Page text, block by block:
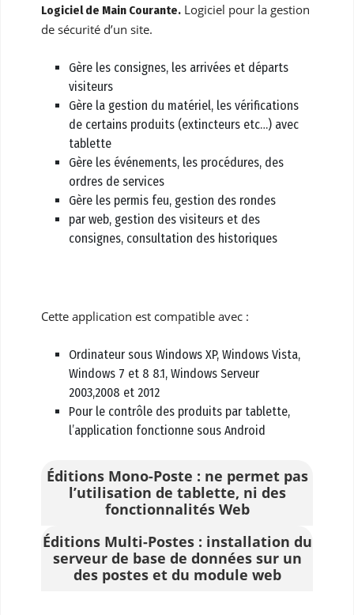
Logiciel de Main Courante. Logiciel pour la gestion
de sécurité d’un site.
Gère les consignes, les arrivées et départs
visiteurs
Gère la gestion du matériel, les vérifications
de certains produits (extincteurs etc…) avec
tablette
Gère les événements, les procédures, des
ordres de services
Gère les permis feu, gestion des rondes
par web, gestion des visiteurs et des
consignes, consultation des historiques
Cette application est compatible avec :
Ordinateur sous Windows XP, Windows Vista,
Windows 7 et 8 8.1, Windows Serveur
2003,2008 et 2012
Pour le contrôle des produits par tablette,
l’application fonctionne sous Android
Éditions Mono-Poste : ne permet pas
l’utilisation de tablette, ni des
fonctionnalités Web
Éditions Multi-Postes : installation du
serveur de base de données sur un
des postes et du module web